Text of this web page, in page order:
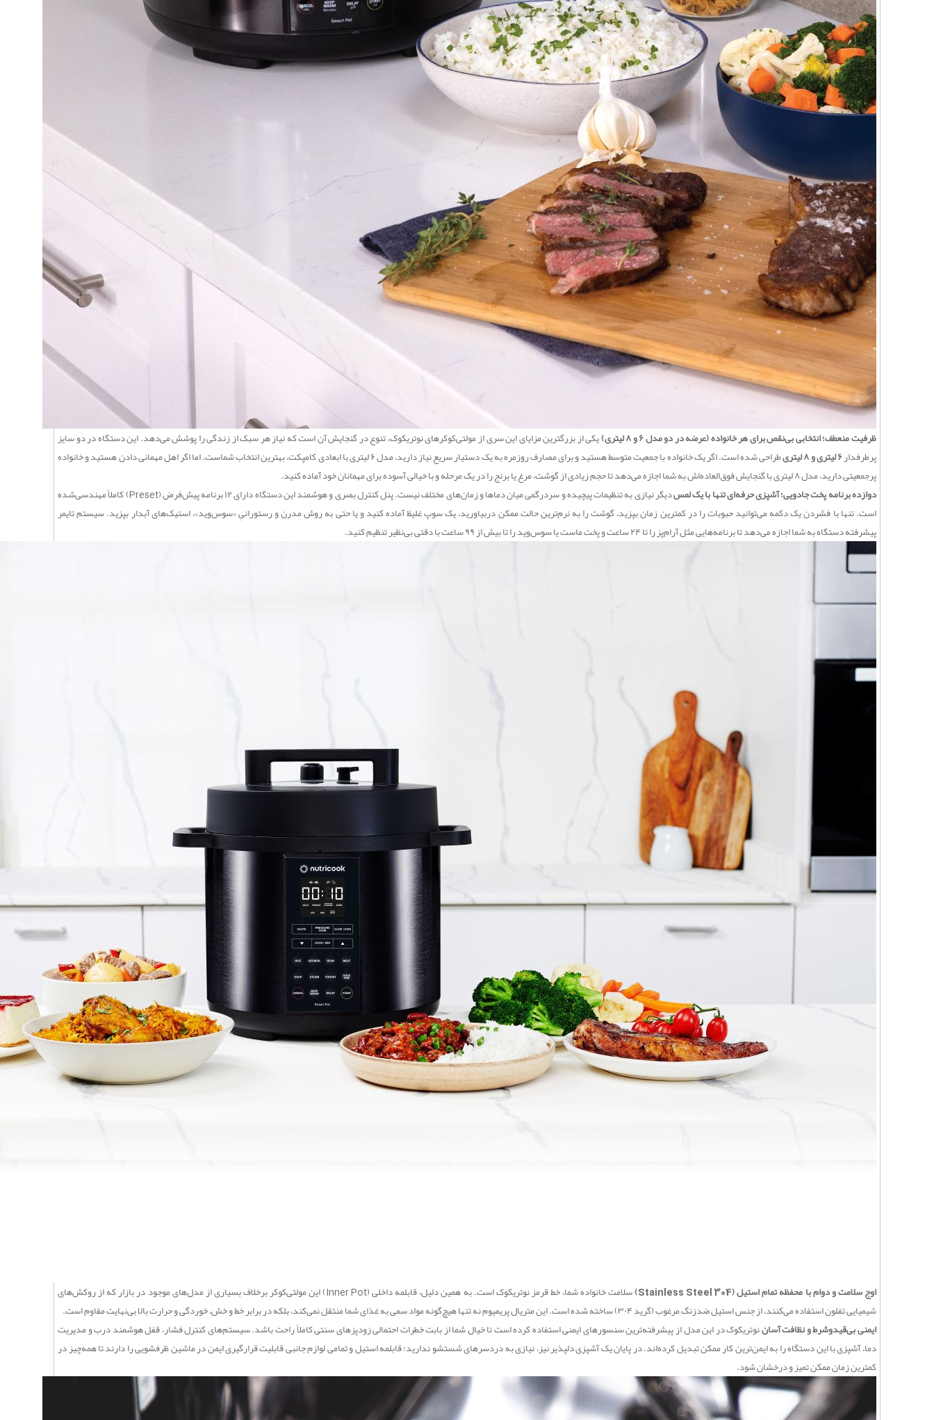
ظرفیت منعطف؛ انتخابی بی‌نقص برای هر خانواده (عرضه در دو مدل ۶ و ۸ لیتری)
یکی از بزرگترین مزایای این سری از مولتی‌کوکرهای نوتریکوک، تنوع در گنجایش آن است که نیاز هر سبک از زندگی را پوشش می‌دهد. این دستگاه در دو سایز
پرطرفدار۶ لیتری و ۸ لیتری
طراحی شده است. اگر یک خانواده با جمعیت متوسط هستید و برای مصارف روزمره به یک دستیار سریع نیاز دارید، مدل ۶ لیتری با ابعادی کامپکت، بهترین انتخاب شماست. اما اگر اهل مهمانی دادن هستید و خانواده
پرجمعیتی دارید، مدل ۸ لیتری با گنجایش فوق‌العاده‌اش به شما اجازه می‌دهد تا حجم زیادی از گوشت، مرغ یا برنج را در یک مرحله و با خیالی آسوده برای مهمانان خود آماده کنید.
دوازده برنامه پخت جادویی؛ آشپزی حرفه‌ای تنها با یک لمس
دیگر نیازی به تنظیمات پیچیده و سردرگمی میان دماها و زمان‌های مختلف نیست. پنل کنترل بصری و هوشمند این دستگاه دارای ۱۲ برنامه پیش‌فرض (Preset) کاملاً مهندسی‌شده
است. تنها با فشردن یک دکمه می‌توانید حبوبات را در کمترین زمان بپزید، گوشت را به نرم‌ترین حالت ممکن دربیاورید، یک سوپ غلیظ آماده کنید و یا حتی به روش مدرن و رستورانیِ «سوس‌وید»، استیک‌های آبدار بپزید. سیستم تایمر
پیشرفته دستگاه به شما اجازه می‌دهد تا برنامه‌هایی مثل آرام‌پز را تا ۲۴ ساعت و پخت ماست یا سوس‌وید را تا بیش از ۹۹ ساعت با دقتی بی‌نظیر تنظیم کنید.
اوج سلامت و دوام با محفظه تمام استیل (Stainless Steel 304)
سلامت خانواده شما، خط قرمز نوتریکوک است. به همین دلیل، قابلمه داخلی (Inner Pot) این مولتی‌کوکر برخلاف بسیاری از مدل‌های موجود در بازار که از روکش‌های
شیمیایی تفلون استفاده می‌کنند، از جنس استیل ضدزنگ مرغوب (گرید ۳۰۴) ساخته شده است. این متریال پریمیوم نه تنها هیچ‌گونه مواد سمی به غذای شما منتقل نمی‌کند، بلکه در برابر خط و خش، خوردگی و حرارت بالا بی‌نهایت مقاوم است.
ایمنی بی‌قیدوشرط و نظافت آساننوتریکوک در این مدل از پیشرفته‌ترین سنسورهای ایمنی استفاده کرده است تا خیال شما از بابت خطرات احتمالی زودپزهای سنتی کاملاً راحت باشد. سیستم‌های کنترل فشار، قفل هوشمند درب و مدیریت
دما، آشپزی با این دستگاه را به ایمن‌ترین کار ممکن تبدیل کرده‌اند. در پایان یک آشپزی دلپذیر نیز، نیازی به دردسرهای شستشو ندارید؛ قابلمه استیل و تمامی لوازم جانبی قابلیت قرارگیری ایمن در ماشین ظرفشویی را دارند تا همه‌چیز در
کمترین زمان ممکن تمیز و درخشان شود.